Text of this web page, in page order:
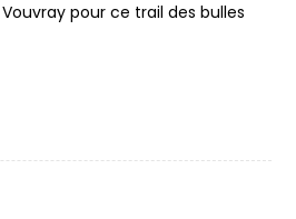
pour ce trail des bulles